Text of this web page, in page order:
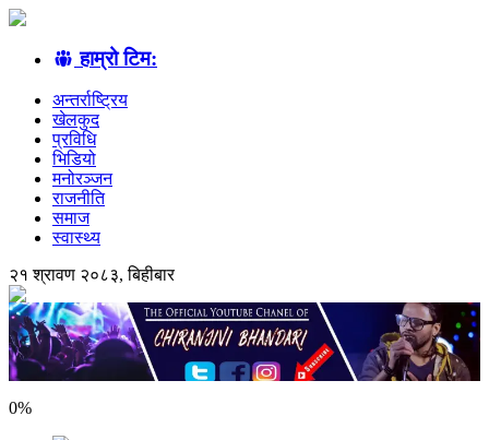
हाम्रो टिम:
अन्तर्राष्ट्रिय
खेलकुद
प्रविधि
भिडियो
मनोरञ्जन
राजनीति
समाज
स्वास्थ्य
२१ श्रावण २०८३, बिहीबार
0%